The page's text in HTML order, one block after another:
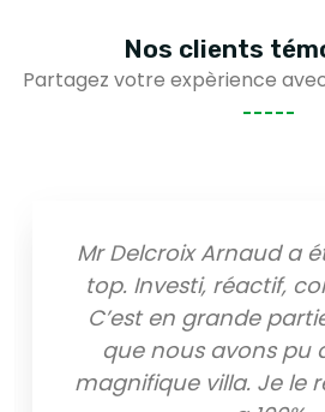
Nos clients
Partagez votre expèrience
plus qu’au
à lui
Tout
mise
fin
son